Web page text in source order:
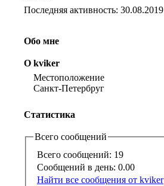
Последняя активность: 30.08.2019
Обо мне
О kviker
Местоположение
Санкт-Петербруг
Статистика
Всего сообщений
Всего сообщений: 19
Сообщений в день: 0.00
Найти все сообщения от kviker